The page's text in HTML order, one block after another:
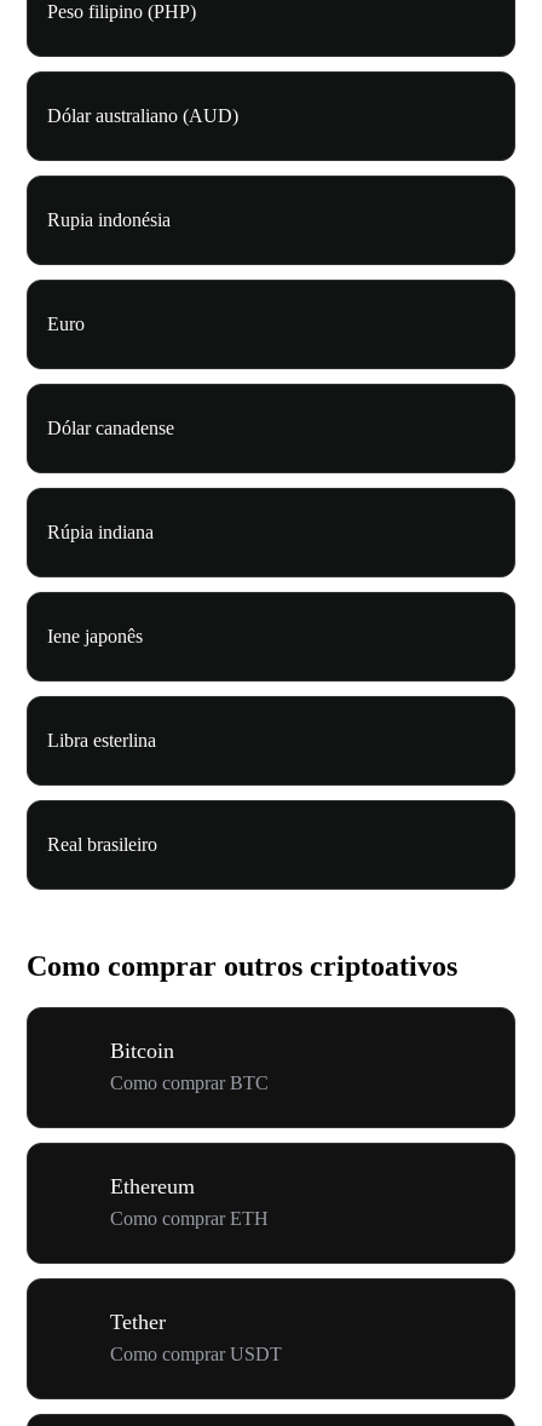
Peso filipino (PHP)
Dólar australiano (AUD)
Rupia indonésia
Euro
Dólar canadense
Rúpia indiana
Iene japonês
Libra esterlina
Real brasileiro
Como comprar outros criptoativos
Bitcoin
Como comprar BTC
Ethereum
Como comprar ETH
Tether
Como comprar USDT